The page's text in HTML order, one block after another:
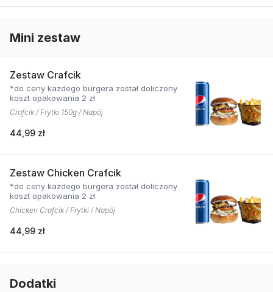
Mini zestaw
Zestaw Crafcik
*do ceny każdego burgera został doliczony
koszt opakowania 2 zł
Crafcik / Frytki 150g / Napój
44,99 zł
Zestaw Chicken Crafcik
*do ceny każdego burgera został doliczony
koszt opakowania 2 zł
Chicken Crafcik / Frytki / Napój
44,99 zł
Dodatki